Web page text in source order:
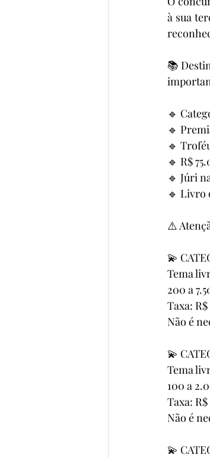
à sua
📚
🔹
🔹
🔹
🔹 R$
🔹 Júri
🔹 Livro
⚠️
💫
Tema
200 a
Taxa: R$
Não é
💫
Tema
100 a
Taxa: R$
Não é
💫